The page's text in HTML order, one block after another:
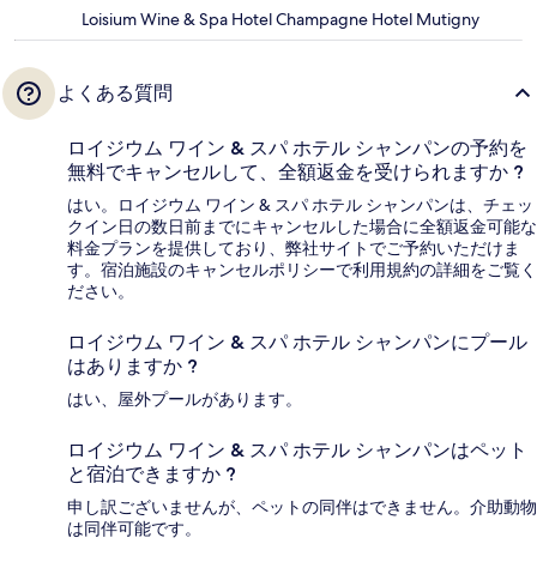
Loisium Wine & Spa Hotel Champagne Hotel Mutigny
よくある質問
ロイジウム ワイン & スパ ホテル シャンパンの予約を
無料でキャンセルして、全額返金を受けられますか ?
はい。ロイジウム ワイン & スパ ホテル シャンパンは、チェッ
クイン日の数日前までにキャンセルした場合に全額返金可能な
料金プランを提供しており、弊社サイトでご予約いただけま
す。宿泊施設のキャンセルポリシーで利用規約の詳細をご覧く
ださい。
ロイジウム ワイン & スパ ホテル シャンパンにプール
はありますか ?
はい、屋外プールがあります。
ロイジウム ワイン & スパ ホテル シャンパンはペット
と宿泊できますか ?
申し訳ございませんが、ペットの同伴はできません。介助動物
は同伴可能です。